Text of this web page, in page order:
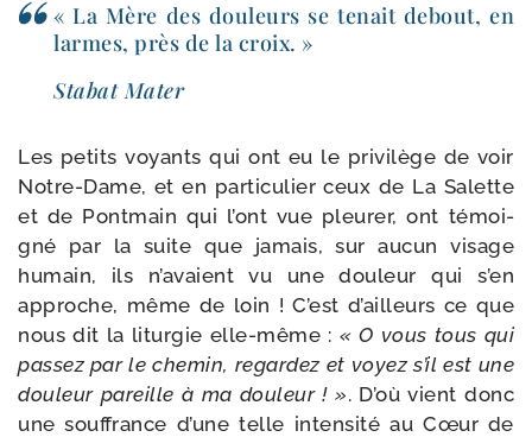
« La Mère des dou­leurs se tenait debout, en
larmes, près de la croix. »
Stabat Mater
Les petits voyants qui ont eu le pri­vi­lège de voir
Notre-​Dame, et en par­ti­cu­lier ceux de La Salette
et de Pontmain qui l’ont vue pleu­rer, ont témoi­
gné par la suite que jamais, sur aucun visage
humain, ils n’avaient vu une dou­leur qui s’en
approche, même de loin ! C’est d’ailleurs ce que
nous dit la litur­gie elle-​même : « O vous tous qui
pas­sez par le che­min, regar­dez et voyez s’il est une
dou­leur pareille à ma dou­leur ! ». D’où vient donc
une souf­france d’une telle inten­si­té au Cœur de